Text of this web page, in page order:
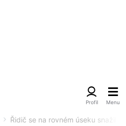
Řidič se na rovném úseku snažil